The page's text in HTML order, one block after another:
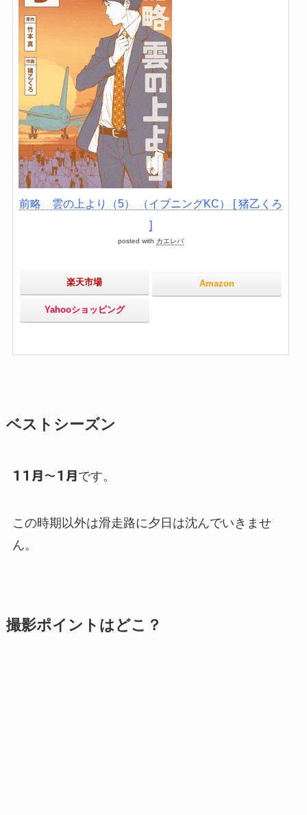
前略 雲の上より（5） （イブニングKC） [ 猪乙くろ
posted with カエレバ
楽天市場 Amazon
Yahooショッピング
ベストシーズン
11月～1月 です。
この時期以外は滑走路に夕日は沈んでいきませ
ん。
撮影ポイントはどこ？